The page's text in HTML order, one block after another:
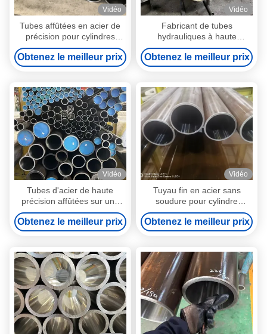
Vidéo
Tubes affûtées en acier de
précision pour cylindres
hydrauliques / systèmes
pneumatiques
Obtenez le meilleur prix
Vidéo
Fabricant de tubes
hydrauliques à haute
résistance
Obtenez le meilleur prix
Vidéo
Tubes d'acier de haute
précision affûtées sur une
surface lisse
Obtenez le meilleur prix
Vidéo
Tuyau fin en acier sans
soudure pour cylindre
hydraulique 0,3-1 mm/m
Obtenez le meilleur prix